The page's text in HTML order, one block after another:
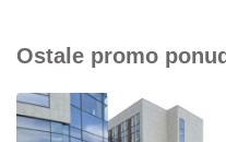
Ostale promo